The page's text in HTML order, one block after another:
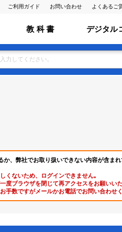
ご利用ガイド お問い合わせ よくあるご
教 科 書 デジタル
、弊社でお取り扱いできない内容が含ま
くないため、ログインできません｡
度ブラウザを閉じて再アクセスをお願いいた
手数ですがメールかお電話でお問い合わせく